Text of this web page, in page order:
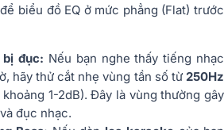
biểu đồ EQ ở mức phẳng (Flat) trước
đục: Nếu bạn nghe thấy tiếng nhạc
hãy thử cắt nhẹ vùng tần số từ 250Hz
khoảng 1-2dB). Đây là vùng thường gây
đục nhạc.